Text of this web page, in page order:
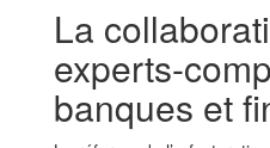
La
experts-
banques et